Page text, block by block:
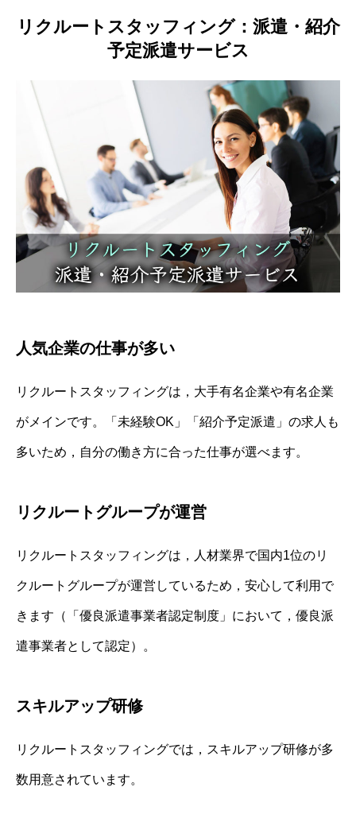
リクルートスタッフィング：派遣・紹介
予定派遣サービス
人気企業の仕事が多い
リクルートスタッフィングは，大手有名企業や有名企業
がメインです。「未経験OK」「紹介予定派遣」の求人も
多いため，自分の働き方に合った仕事が選べます。
リクルートグループが運営
リクルートスタッフィングは，人材業界で国内1位のリ
クルートグループが運営しているため，安心して利用で
きます（「優良派遣事業者認定制度」において，優良派
遣事業者として認定）。
スキルアップ研修
リクルートスタッフィングでは，スキルアップ研修が多
数用意されています。